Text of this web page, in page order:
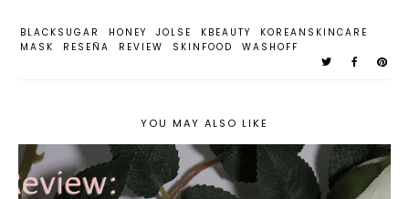
BLACKSUGAR HONEY JOLSE KBEAUTY
KOREANSKINCARE
MASK
RESEÑA REVIEW SKINFOOD WASHOFF
YOU MAY ALSO LIKE